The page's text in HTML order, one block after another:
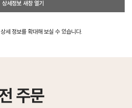
상세정보 새창 열기
상세 정보를 확대해 보실 수 있습니다.